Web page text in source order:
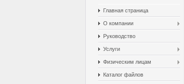
Главная страница
О компании
Руководство
Услуги
Физическим лицам
Каталог файлов